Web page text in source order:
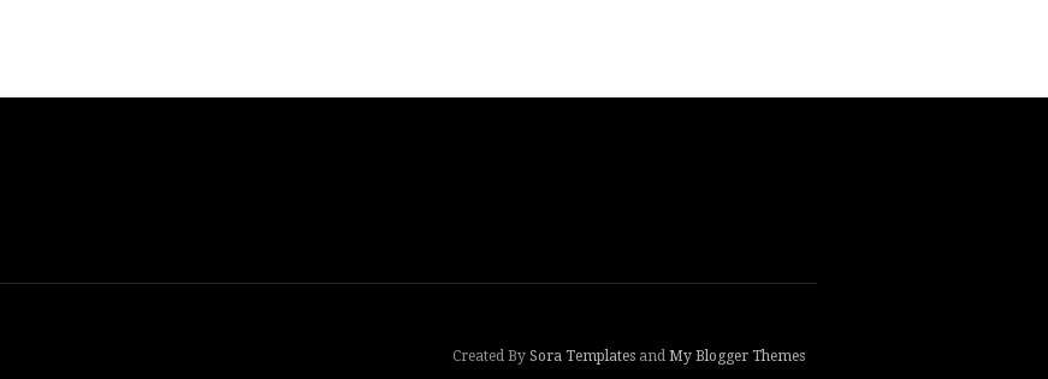
Created By Sora Templates and My Blogger Themes